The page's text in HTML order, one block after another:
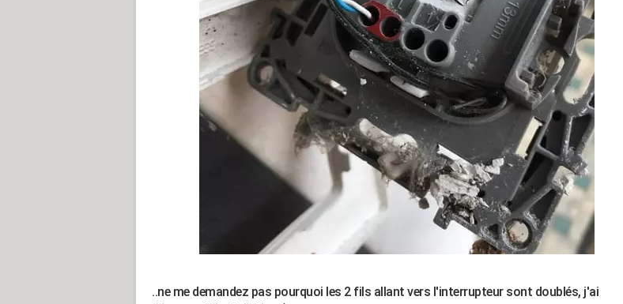
..ne me demandez pas pourquoi les 2 fils allant vers l'interrupteur sont doublés, j'ai